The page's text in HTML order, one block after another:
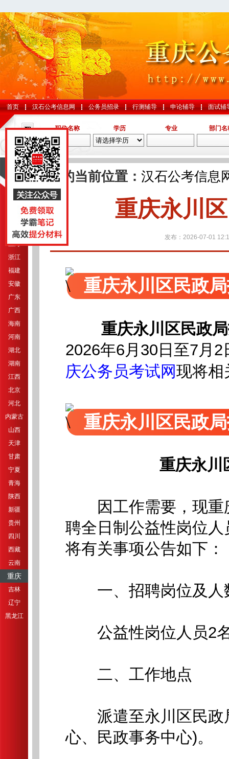
首页 汉石公考信息网 公务员招录 行测辅导 申论辅导 面试辅
职位名称 学历 专业 部门名
导航
江苏
上海
浙江
福建
安徽
广东
广西
海南
河南
湖北
湖南
江西
北京
河北
内蒙古
山西
天津
甘肃
宁夏
青海
陕西
新疆
贵州
四川
西藏
云南
重庆
吉林
辽宁
黑龙江
您的当前位置： 汉石公考信息
重庆永川
发布：2026-07-01
重庆永川区民政
重庆永川区民政
2026年6月30日至7月
庆公务员考试网 现将相
重庆永川区民政
重庆永川
因工作需要，现重
聘全日制公益性岗位
将有关事项公告如下：
一、招聘岗位及人
公益性岗位人员2
二、工作地点
派遣至永川区民政
心、民政事务中心)。